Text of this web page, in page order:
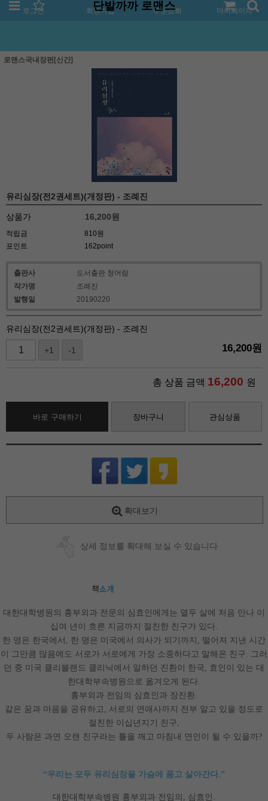
로그인 회원가입 주문조회 마이페이지
단발까까 로맨스
로맨스국내장편[신간]
유리심장(전2권세트)(개정판) - 조례진
상품가 16,200원
적립금
810원
포인트
162point
출판사
도서출판 청어람
작가명
조례진
발행일
20190220
유리심장(전2권세트)(개정판) - 조례진
+1 -1 16,200원
총 상품 금액 16,200 원
바로 구매하기 장바구니 관심상품
확대보기
상세 정보를 확대해 보실 수 있습니다
대한대학병원의 흉부외과 전문의 심효인에게는 열두 살에 처음 만나 이
십여 년이 흐른 지금까지 절친한 친구가 있다.
한 명은 한국에서 , 한 명은 미국에서 의사가 되기까지 , 떨어져 지낸 시간
이 그만큼 많음에도 서로가 서로에게 가장 소중하다고 말해온 친구. 그러
던 중 미국 클리블랜드 클리닉에서 일하던 진환이 한국, 효인이 있는 대
한대학부속병원으로 옮겨오게 된다.
흉부외과 전임의 심효인과 장진환.
같은 꿈과 마음을 공유하고, 서로의 연애사까지 전부 알고 있을 정도로
절친한 이십년지기 친구,
두 사람은 과연 오랜 친구라는 틀을 깨고 마침내 연인이 될 수 있을까?
“우리는 모두 유리심장을 가슴에 품고 살아간다.”
대한대학부속병원 흉부외과 전임의 , 심효인 .